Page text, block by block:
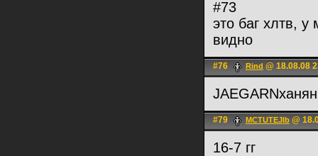
#73
это баг хлтв,
видно
#76 Rind @ 18.08.08
#79 MCTUTEJIb @
16-7 гг